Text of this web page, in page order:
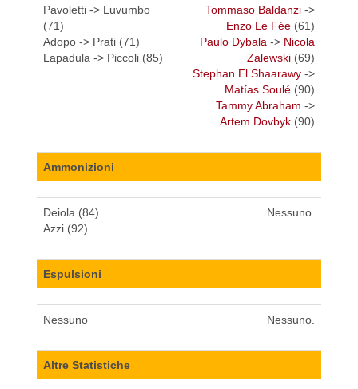
Pavoletti -> Luvumbo
(71)
Adopo -> Prati (71)
Lapadula -> Piccoli (85)
Tommaso Baldanzi ->
Enzo Le Fée (61)
Paulo Dybala -> Nicola
Zalewski (69)
Stephan El Shaarawy ->
Matías Soulé (90)
Tammy Abraham ->
Artem Dovbyk (90)
Ammonizioni
Deiola (84)
Azzi (92)
Nessuno.
Espulsioni
Nessuno Nessuno.
Altre Statistiche